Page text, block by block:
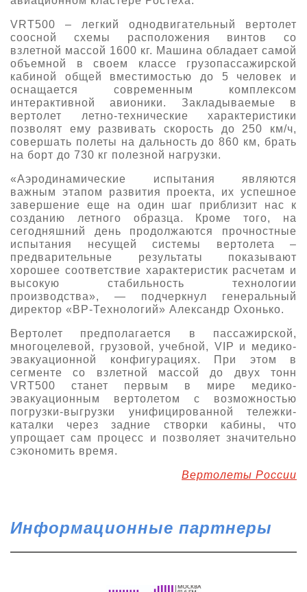
VRT500 – легкий однодвигательный вертолет
соосной схемы расположения винтов со
взлетной массой 1600 кг. Машина обладает самой
объемной в своем классе грузопассажирской
кабиной общей вместимостью до 5 человек и
оснащается современным комплексом
интерактивной авионики. Закладываемые в
вертолет летно-технические характеристики
позволят ему развивать скорость до 250 км/ч,
совершать полеты на дальность до 860 км, брать
на борт до 730 кг полезной нагрузки.
«Аэродинамические испытания являются
важным этапом развития проекта, их успешное
завершение еще на один шаг приблизит нас к
созданию летного образца. Кроме того, на
сегодняшний день продолжаются прочностные
испытания несущей системы вертолета –
предварительные результаты показывают
хорошее соответствие характеристик расчетам и
высокую стабильность технологии
производства», — подчеркнул генеральный
директор «ВР-Технологий» Александр Охонько.
Вертолет предполагается в пассажирской,
многоцелевой, грузовой, учебной, VIP и медико-
эвакуационной конфигурациях. При этом в
сегменте со взлетной массой до двух тонн
VRT500 станет первым в мире медико-
эвакуационным вертолетом с возможностью
погрузки-выгрузки унифицированной тележки-
каталки через задние створки кабины, что
упрощает сам процесс и позволяет значительно
сэкономить время.
Вертолеты России
Информационные партнеры